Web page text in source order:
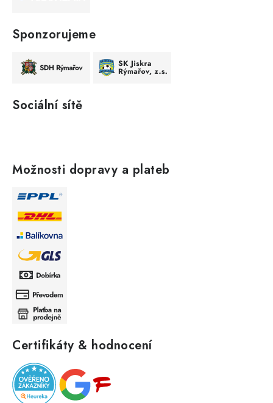
Sponzorujeme
Sociální sítě
Možnosti dopravy a plateb
Certifikáty & hodnocení